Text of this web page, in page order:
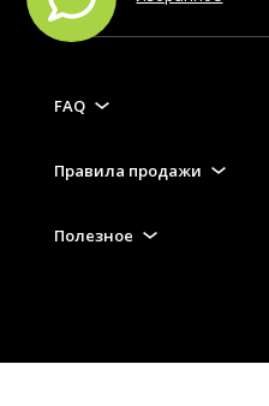
FAQ
Правила продажи
Полезное